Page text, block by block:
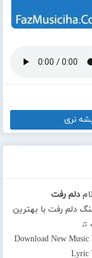
نری
دلم رفت
دلم رفت با بهترین
♫
Download New Music
Lyric